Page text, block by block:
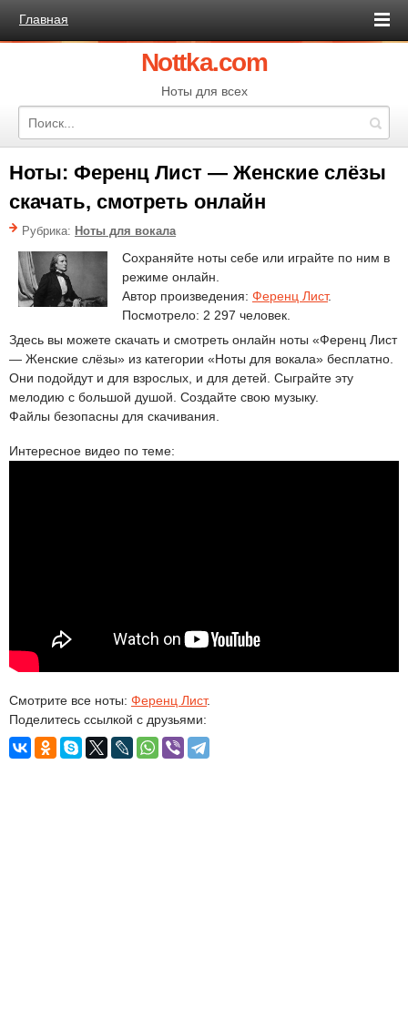
Главная
Nottka.com
Ноты для всех
Ноты: Ференц Лист — Женские слёзы
скачать, смотреть онлайн
Рубрика: Ноты для вокала
Сохраняйте ноты себе или играйте по ним в
режиме онлайн.
Автор произведения: Ференц Лист.
Посмотрело: 2 297 человек.
Здесь вы можете скачать и смотреть онлайн ноты «Ференц Лист
— Женские слёзы» из категории «Ноты для вокала» бесплатно.
Они подойдут и для взрослых, и для детей. Сыграйте эту
мелодию с большой душой. Создайте свою музыку.
Файлы безопасны для скачивания.
Интересное видео по теме:
Смотрите все ноты: Ференц Лист.
Поделитесь ссылкой с друзьями: